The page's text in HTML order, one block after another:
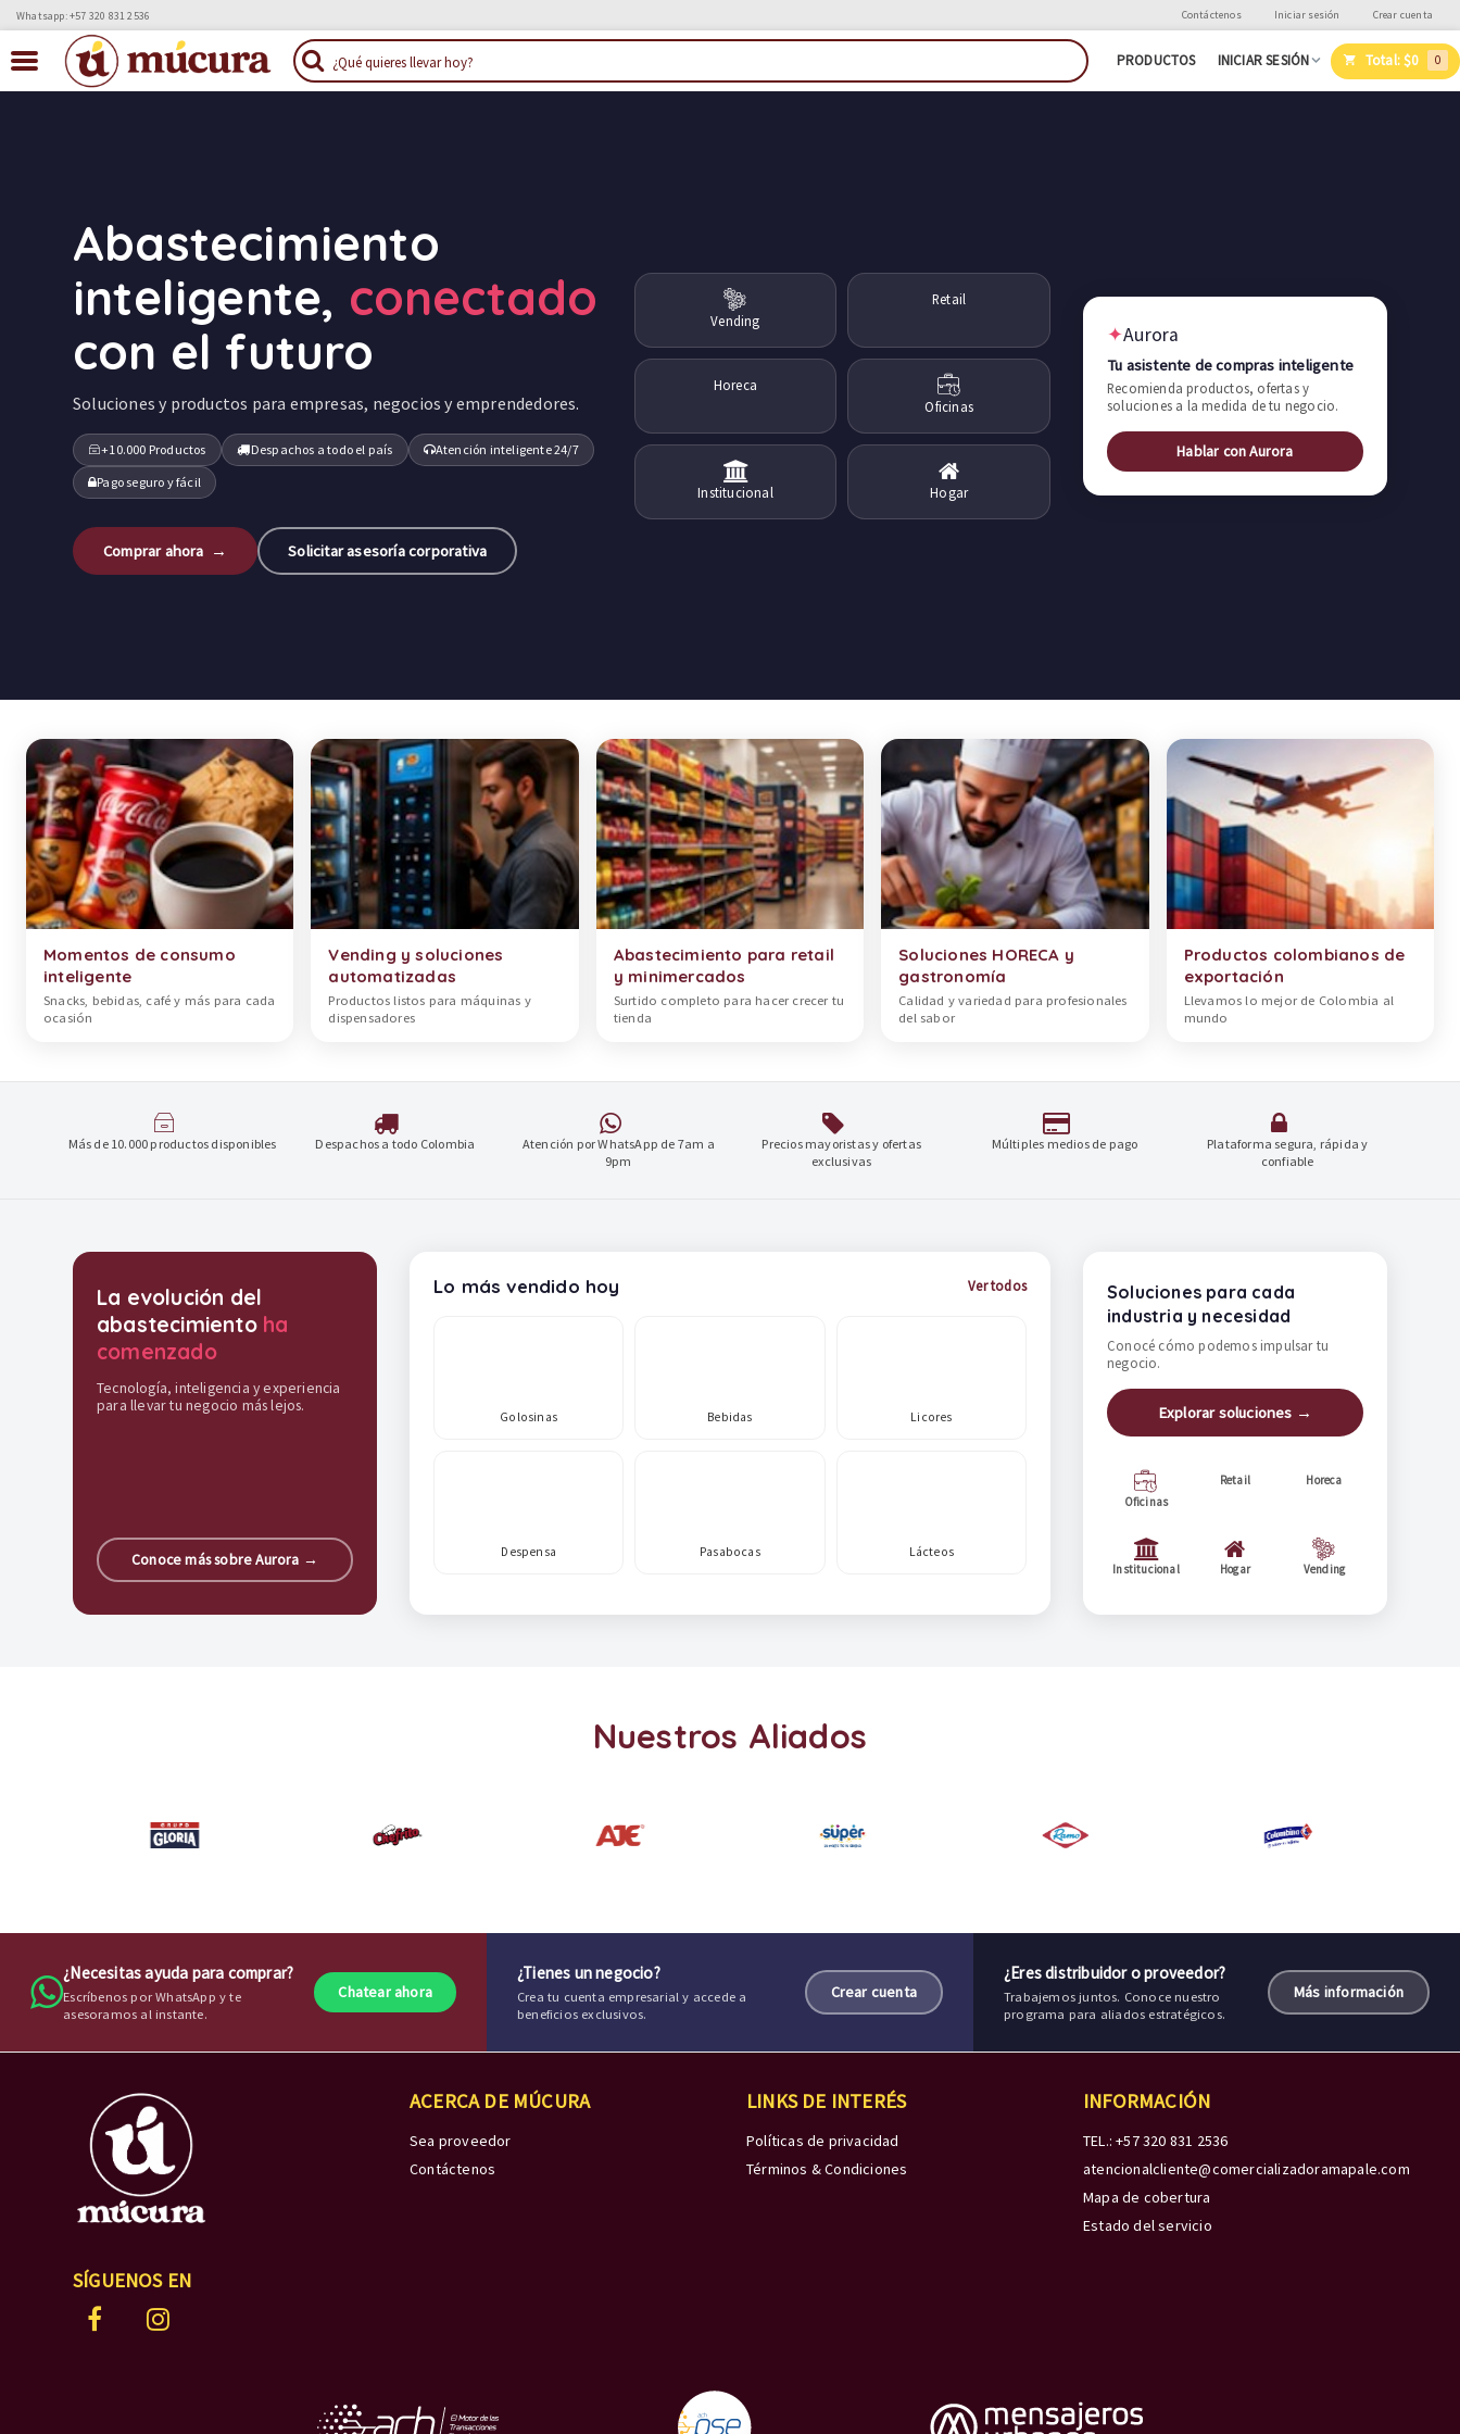
Whatsapp: +57 320 831 2536 Contáctenos Iniciar sesión Crear cuenta
PRODUCTOS INICIAR SESIÓN Total:$0 0
Abastecimiento
inteligente, conectado
con el futuro
Soluciones y productos para empresas, negocios y emprendedores.
+10.000 Productos Despachos a todo el país
Atención inteligente 24/7
Pago seguro y fácil
Comprar ahora → Solicitar asesoría corporativa
Vending
Retail
Horeca
Oficinas
Institucional Hogar
✦Aurora
Tu asistente de compras inteligente
Recomienda productos, ofertas y
soluciones a la medida de tu negocio.
Hablar con Aurora
Categorías de productos
Momentos de consumo
inteligente
Snacks, bebidas, café y más para cada
ocasión
Vending y soluciones
automatizadas
Productos listos para máquinas y
dispensadores
Abastecimiento para retail
y minimercados
Surtido completo para hacer crecer tu
tienda
Soluciones HORECA y
gastronomía
Calidad y variedad para profesionales
del sabor
Productos colombianos de
exportación
Llevamos lo mejor de Colombia al
mundo
Más de 10.000 productos disponibles Despachos a todo Colombia
Atención por WhatsApp de 7am a
9pm
Precios mayoristas y ofertas
exclusivas
Múltiples medios de pago
Plataforma segura, rápida y
confiable
Destacados y soluciones
La evolución del
abastecimiento ha
comenzado
Tecnología, inteligencia y experiencia
para llevar tu negocio más lejos.
Conoce más sobre Aurora →
Lo más vendido hoy Ver todos
Golosinas Bebidas Licores
Despensa Pasabocas Lácteos
Soluciones para cada
industria y necesidad
Conocé cómo podemos impulsar tu
negocio.
Explorar soluciones →
Oficinas
Retail Horeca
Institucional Hogar Vending
Nuestros Aliados
¿Necesitas ayuda para comprar?
Escríbenos por WhatsApp y te
asesoramos al instante.
Chatear ahora
¿Tienes un negocio?
Crea tu cuenta empresarial y accede a
beneficios exclusivos.
Crear cuenta
¿Eres distribuidor o proveedor?
Trabajemos juntos. Conoce nuestro
programa para aliados estratégicos.
Más información
SÍGUENOS EN
ACERCA DE MÚCURA
Sea proveedor
Contáctenos
LINKS DE INTERÉS
Políticas de privacidad
Términos & Condiciones
INFORMACIÓN
TEL.: +57 320 831 2536
atencionalcliente@comercializadoramapale.com
Mapa de cobertura
Estado del servicio